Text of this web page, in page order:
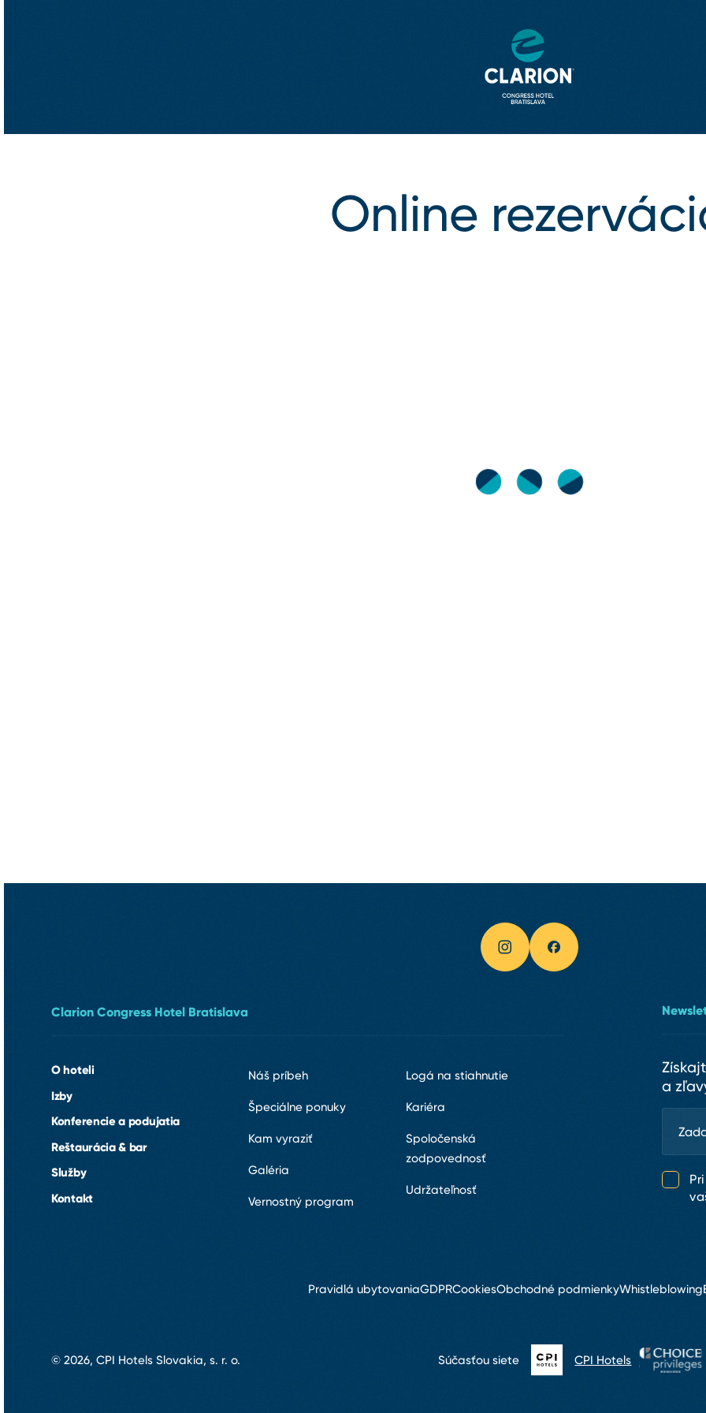
Online
Clarion Congress Hotel Bratislava
O hoteli
Izby
Konferencie a podujatia
Reštaurácia & bar
Služby
Kontakt
Náš príbeh
Špeciálne ponuky
Kam vyraziť
Galéria
Vernostný program
Logá na stiahnutie
Kariéra
Spoločenská
zodpovednosť
Udržateľnosť
a
Pravidlá ubytovaniaGDPRCookiesObchodné podmienkyWhistleblowing
© 2026, CPI Hotels Slovakia, s. r. o. Súčasťou siete CPI Hotels